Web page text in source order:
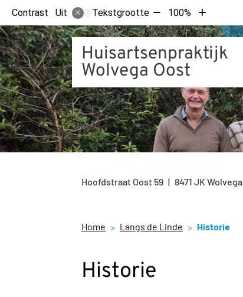
Contrast Uit Tekstgrootte Tekst
verkleinen
met
10%
100%
Tekst
vergroten
met
10%
Huisartsenpraktijk
Wolvega Oost
Hoofdstraat Oost 59 8471 JK Wolvega
Home Langs de Linde Historie
Historie